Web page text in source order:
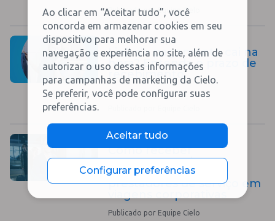
Publicado por Equipe Cielo
Produtos e Serviços
Link de pagamento cai na
hora? Entenda o prazo de
recebimento
Educação Financeira
Como receber
pagamentos de
empresas: guia para
prestadores de serviço em
viagens corporativas
Publicado por Equipe Cielo
Ao clicar em “Aceitar tudo”, você
concorda em armazenar cookies em seu
dispositivo para melhorar sua
navegação e experiência no site, além de
autorizar o uso dessas informações
para campanhas de marketing da Cielo.
Se preferir, você pode configurar suas
preferências.
Aceitar tudo
Configurar preferências